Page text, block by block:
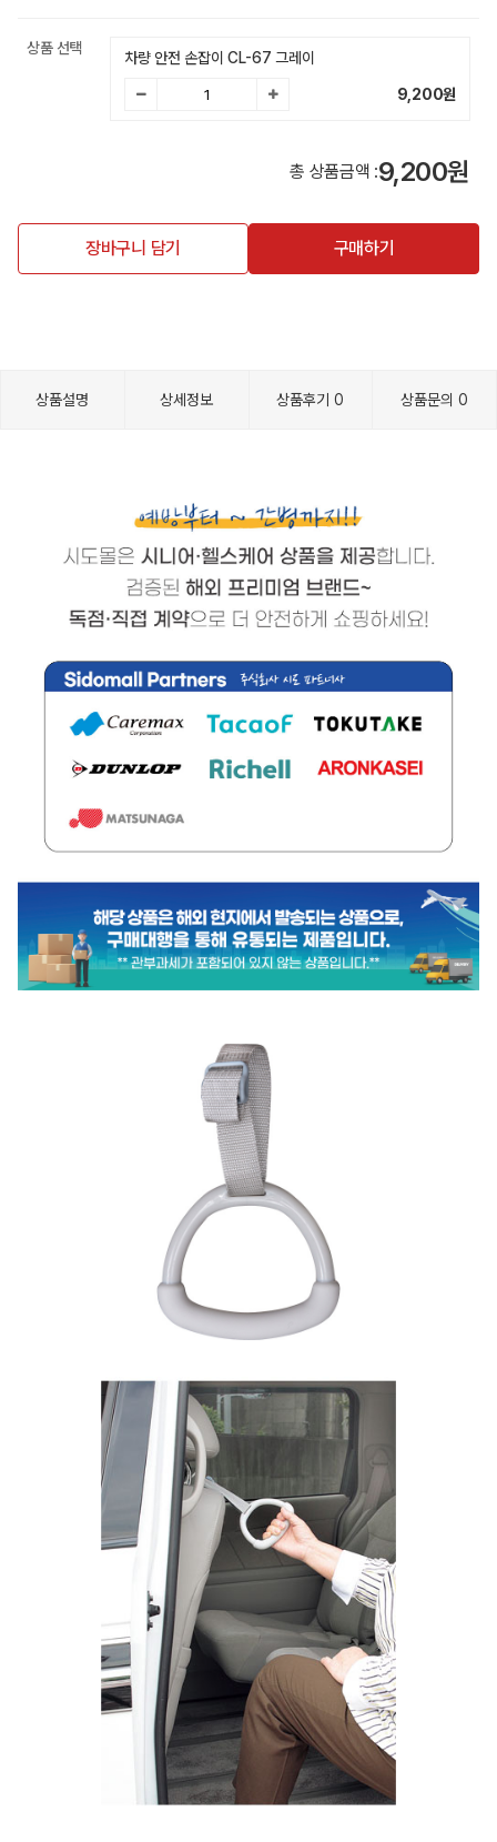
상품 선택
차량 안전 손잡이 CL-67 그레이
9,200원
총 상품금액 :9,200원
장바구니 담기 구매하기
상품설명 상세정보 상품후기0 상품문의0